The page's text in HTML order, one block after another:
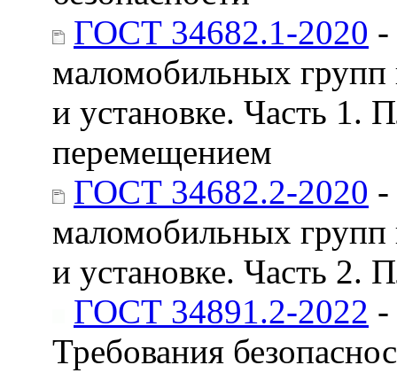
ГОСТ 34682.1-2020 -
маломобильных групп
и установке. Часть 1.
перемещением
ГОСТ 34682.2-2020 -
маломобильных групп
и установке. Часть 2.
ГОСТ 34891.2-2022 -
Требования